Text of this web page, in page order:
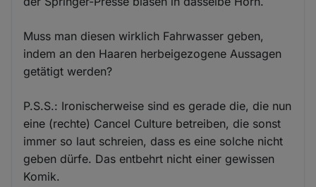
Muss man diesen wirklich Fahrwasser geben,
indem an den Haaren herbeigezogene Aussagen
getätigt werden?
P.S.S.: Ironischerweise sind es gerade die, die nun
eine (rechte) Cancel Culture betreiben, die sonst
immer so laut schreien, dass es eine solche nicht
geben dürfe. Das entbehrt nicht einer gewissen
Komik.